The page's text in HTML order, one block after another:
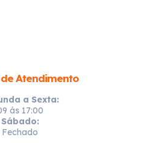
Atendimento
a Sexta:
ás 17:00
Sábado:
Fechado